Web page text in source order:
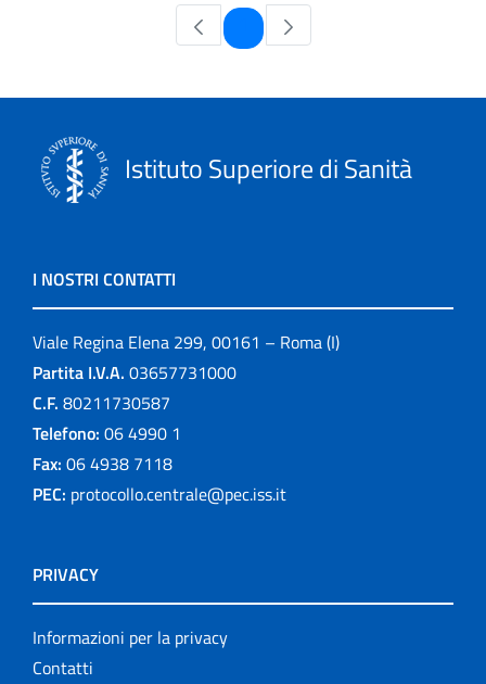
Pagina
Istituto Superiore di Sanità
I NOSTRI CONTATTI
Viale Regina Elena 299, 00161 – Roma (I)
Partita I.V.A. 03657731000
C.F. 80211730587
Telefono: 06 4990 1
Fax: 06 4938 7118
PEC: protocollo.centrale@pec.iss.it
PRIVACY
Informazioni per la privacy
Contatti